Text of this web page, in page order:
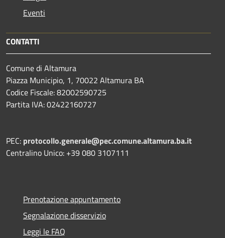
Eventi
CONTATTI
Comune di Altamura
Piazza Municipio, 1, 70022 Altamura BA
Codice Fiscale: 82002590725
Partita IVA: 02422160727
PEC: protocollo.generale@pec.comune.altamura.ba.it
Centralino Unico: +39 080 3107111
Prenotazione appuntamento
Segnalazione disservizio
Leggi le FAQ